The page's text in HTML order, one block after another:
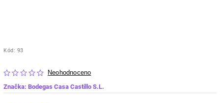
Kód: 93
Neohodnoceno
Značka: Bodegas Casa Castillo S.L.